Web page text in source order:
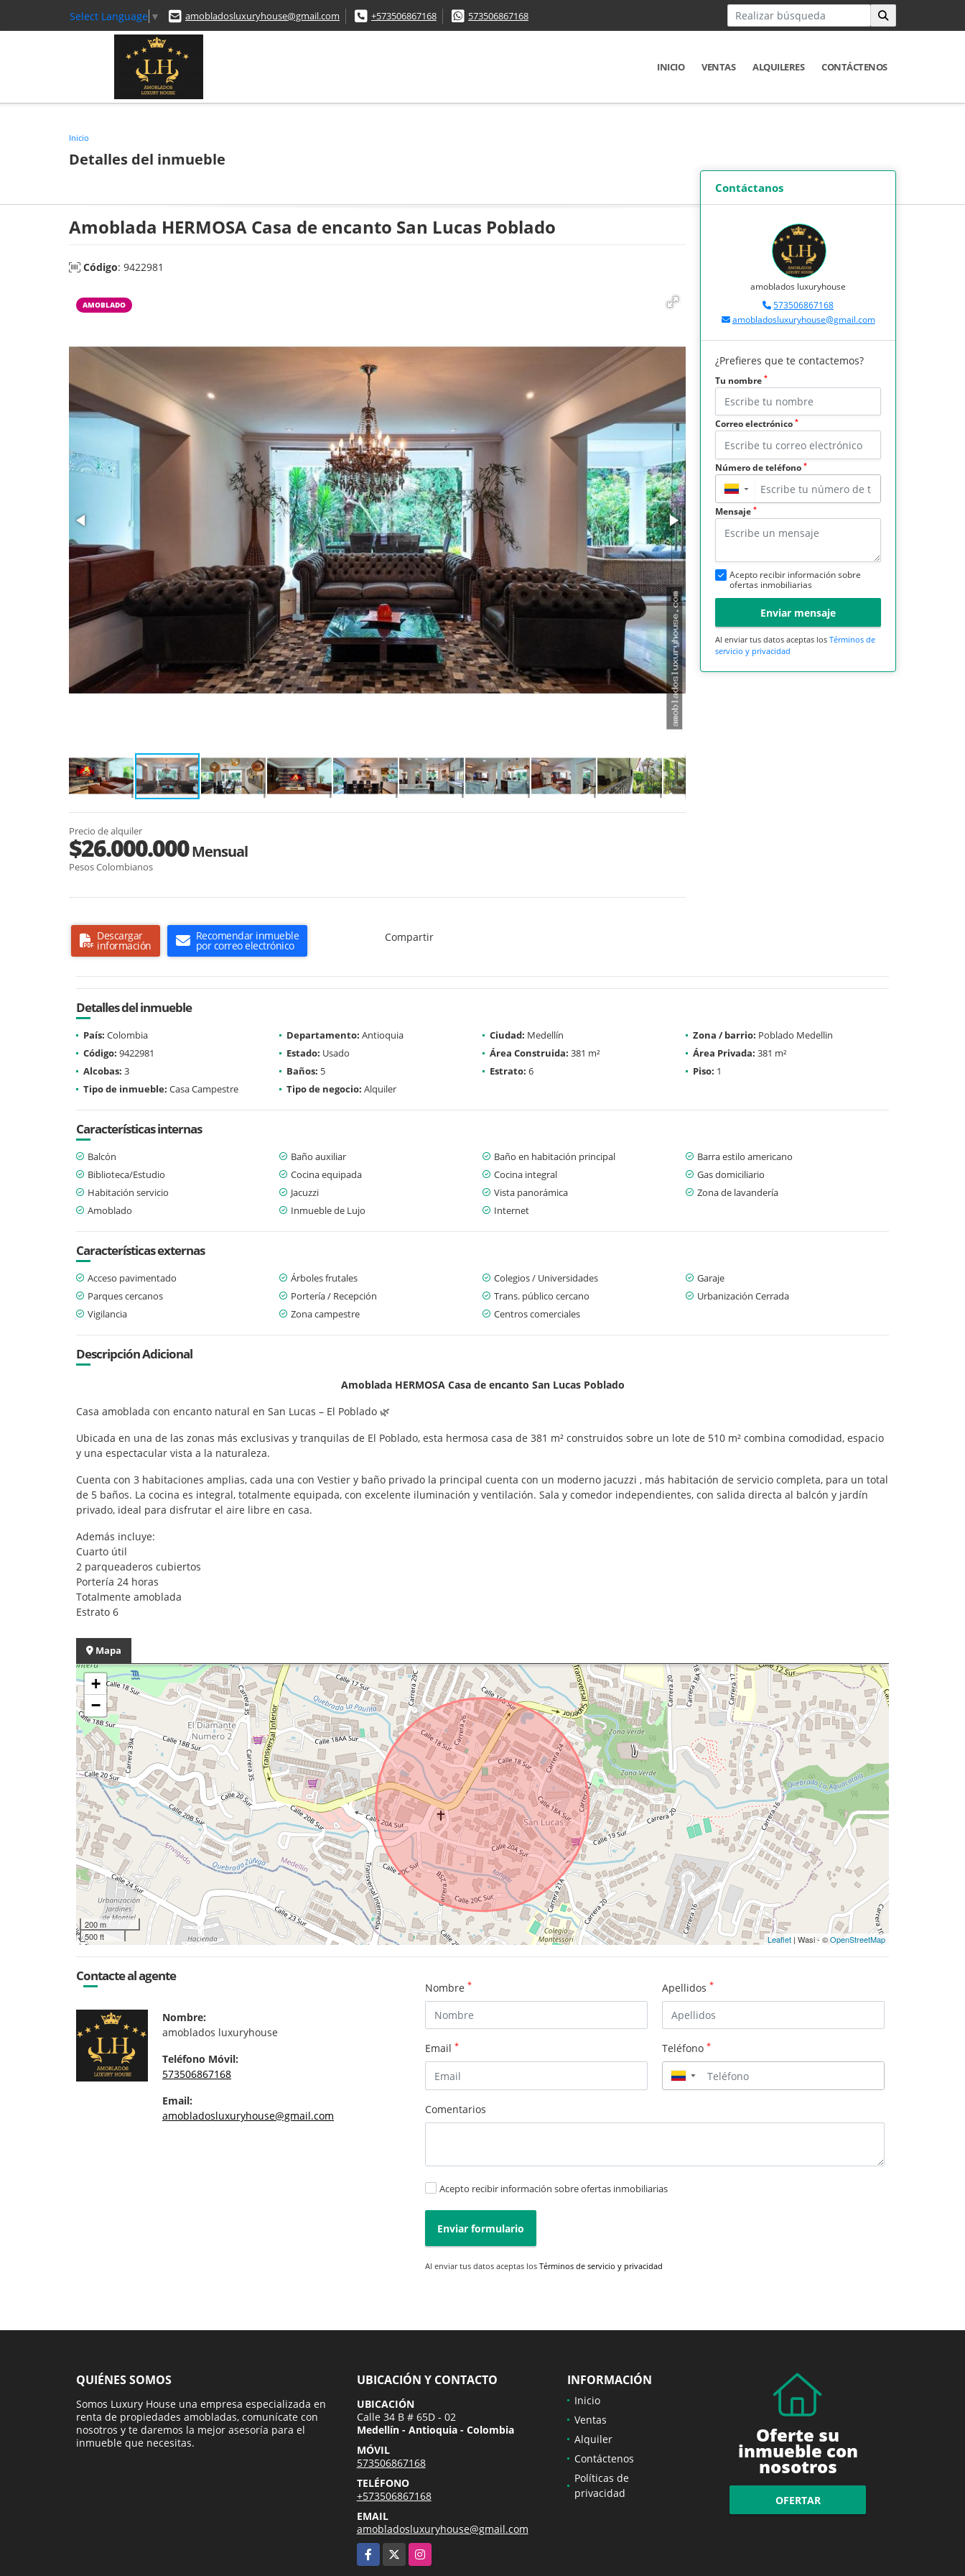
Select Language ▼ amobladosluxuryhouse@gmail.com +573506867168 573506867168
INICIO VENTAS ALQUILERES CONTÁCTENOS
Inicio
Detalles del inmueble
Amoblada HERMOSA Casa de encanto San Lucas Poblado
Código: 9422981
AMOBLADO
Precio de alquiler
$26.000.000Mensual
Pesos Colombianos
Descargar
información
Recomendar inmueble
por correo electrónico
Compartir
Contáctanos
amoblados luxuryhouse
573506867168
amobladosluxuryhouse@gmail.com
¿Prefieres que te contactemos?
Tu nombre *
Correo electrónico *
Número de teléfono *
▼
Mensaje *
Acepto recibir información sobre
ofertas inmobiliarias
Enviar mensaje
Al enviar tus datos aceptas los Términos de
servicio y privacidad
Detalles del inmueble
País: Colombia Departamento: Antioquia Ciudad: Medellín Zona / barrio: Poblado Medellin
Código: 9422981 Estado: Usado Área Construida: 381 m² Área Privada: 381 m²
Alcobas: 3 Baños: 5 Estrato: 6 Piso: 1
Tipo de inmueble: Casa Campestre Tipo de negocio: Alquiler
Características internas
Balcón Baño auxiliar Baño en habitación principal
Barra estilo americano
Biblioteca/Estudio
Cocina equipada Cocina integral
Gas domiciliario
Habitación servicio
Jacuzzi Vista panorámica
Zona de lavandería
Amoblado
Inmueble de Lujo Internet
Características externas
Acceso pavimentado Árboles frutales Colegios / Universidades
Garaje
Parques cercanos
Portería / Recepción Trans. público cercano
Urbanización Cerrada
Vigilancia
Zona campestre Centros comerciales
Descripción Adicional
Amoblada HERMOSA Casa de encanto San Lucas Poblado
Casa amoblada con encanto natural en San Lucas – El Poblado 🌿
Ubicada en una de las zonas más exclusivas y tranquilas de El Poblado, esta hermosa casa de 381 m² construidos sobre un lote de 510 m² combina comodidad, espacio
y una espectacular vista a la naturaleza.
Cuenta con 3 habitaciones amplias, cada una con Vestier y baño privado la principal cuenta con un moderno jacuzzi , más habitación de servicio completa, para un total
de 5 baños. La cocina es integral, totalmente equipada, con excelente iluminación y ventilación. Sala y comedor independientes, con salida directa al balcón y jardín
privado, ideal para disfrutar el aire libre en casa.
Además incluye:
Cuarto útil
2 parqueaderos cubiertos
Portería 24 horas
Totalmente amoblada
Estrato 6
Mapa
+
−
200 m
500 ft
Leaflet | Wasi - ©OpenStreetMap
Contacte al agente
Nombre:
amoblados luxuryhouse
Teléfono Móvil:
573506867168
Email:
amobladosluxuryhouse@gmail.com
Nombre * Apellidos *
Email * Teléfono *
▼
Comentarios
Acepto recibir información sobre ofertas inmobiliarias
Enviar formulario
Al enviar tus datos aceptas los Términos de servicio y privacidad
QUIÉNES SOMOS
Somos Luxury House una empresa especializada en
renta de propiedades amobladas, comunícate con
nosotros y te daremos la mejor asesoría para el
inmueble que necesitas.
UBICACIÓN Y CONTACTO
UBICACIÓN
Calle 34 B # 65D - 02
Medellín - Antioquia - Colombia
MÓVIL
573506867168
TELÉFONO
+573506867168
EMAIL
amobladosluxuryhouse@gmail.com
Facebook
Instagram
INFORMACIÓN
Inicio
Ventas
Alquiler
Contáctenos
Políticas de
privacidad
Oferte su
inmueble con
nosotros
OFERTAR